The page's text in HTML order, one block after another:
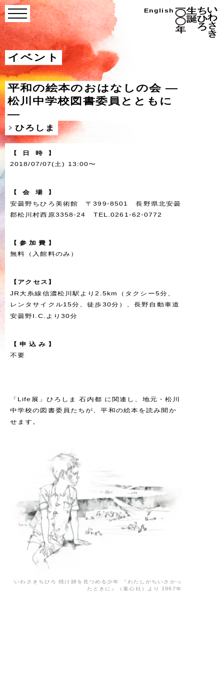
Skip
to
content
い
わ
さ
き
ち
English
menu
イベント
平和の絵本のおはなしの会 ―
松川中学校図書委員とともに
―
ひろしま
【 日 時
】
2018/07/07(土) 13:00〜
【 会 場
】
安曇野ちひろ美術館 〒399-8501 長野県北安曇
郡松川村西原3358-24 TEL.0261-62-0772
【 参 加 費 】
無料（入館料のみ）
【 アク セ ス 】
JR大糸線信濃松川駅より2.5km（タクシー5分、
レンタサイクル15分、徒歩30分）、長野自動車道
安曇野I.C.より30分
【 申 込 み 】
不要
「Life展」ひろしま 石内都 に関連し、地元・松川
中学校の図書委員たちが、平和の絵本を読み聞か
せます。
いわさきちひろ 焼け跡を見つめる少年 『わたしがちいさかっ
たときに』（童心社）より 1967年